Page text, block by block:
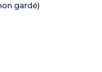
gardé)